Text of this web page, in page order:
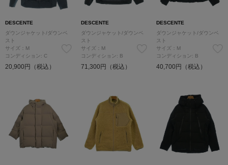
DESCENTE
ダウンジャケット/ダウンベ
スト
サイズ：M
コンディション: C
20,900円（税込）
DESCENTE
ダウンジャケット/ダウンベ
スト
サイズ：M
コンディション: B
71,300円（税込）
DESCENTE
ダウンジャケット/ダウンベ
スト
サイズ：M
コンディション: B
40,700円（税込）